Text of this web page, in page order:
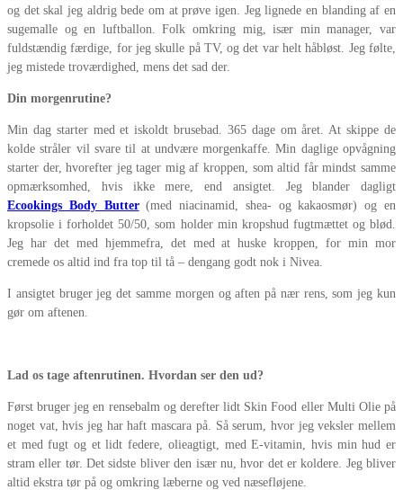
og det skal jeg aldrig bede om at prøve igen. Jeg lignede en blanding af en
sugemalle og en luftballon. Folk omkring mig, især min manager, var
fuldstændig færdige, for jeg skulle på TV, og det var helt håbløst. Jeg følte,
jeg mistede troværdighed, mens det sad der.
Din morgenrutine?
Min dag starter med et iskoldt brusebad. 365 dage om året. At skippe de
kolde stråler vil svare til at undvære morgenkaffe. Min daglige opvågning
starter der, hvorefter jeg tager mig af kroppen, som altid får mindst samme
opmærksomhed, hvis ikke mere, end ansigtet. Jeg blander dagligt
Ecookings Body Butter(med niacinamid, shea- og kakaosmør) og en
kropsolie i forholdet 50/50, som holder min kropshud fugtmættet og blød.
Jeg har det med hjemmefra, det med at huske kroppen, for min mor
cremede os altid ind fra top til tå – dengang godt nok i Nivea.
I ansigtet bruger jeg det samme morgen og aften på nær rens, som jeg kun
gør om aftenen.
Lad os tage aftenrutinen. Hvordan ser den ud?
Først bruger jeg en rensebalm og derefter lidt Skin Food eller Multi Olie på
noget vat, hvis jeg har haft mascara på. Så serum, hvor jeg veksler mellem
et med fugt og et lidt federe, olieagtigt, med E-vitamin, hvis min hud er
stram eller tør. Det sidste bliver den især nu, hvor det er koldere. Jeg bliver
altid ekstra tør på og omkring læberne og ved næsefløjene.